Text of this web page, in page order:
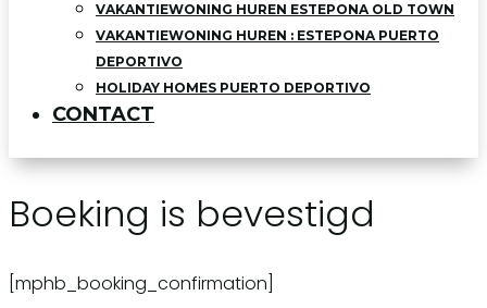
VAKANTIEWONING HUREN ESTEPONA OLD TOWN
VAKANTIEWONING HUREN : ESTEPONA PUERTO
DEPORTIVO
HOLIDAY HOMES PUERTO DEPORTIVO
CONTACT
Boeking is bevestigd
[mphb_booking_confirmation]